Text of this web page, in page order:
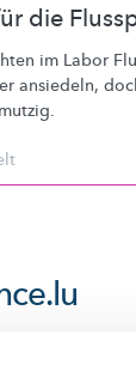
die
im Labor
ansiedeln,